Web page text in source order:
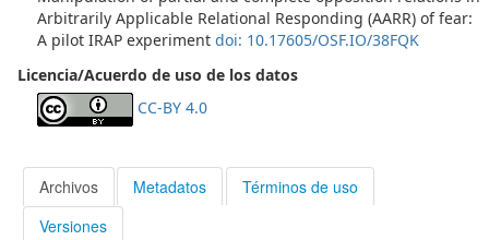
Arbitrarily Applicable Relational Responding (AARR) of fear:
A pilot IRAP experiment doi: 10.17605/OSF.IO/38FQK
Licencia/Acuerdo de uso de los datos
CC-BY 4.0
Archivos Metadatos
Términos de uso
Versiones